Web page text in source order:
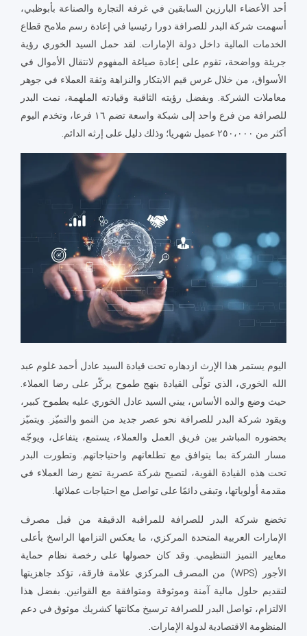
أحد الأعضاء البارزين السابقين في غرفة التجارة والصناعة بأبوظبي،
أسهمت شركة البدر للصرافة دورا رئيسيا في إعادة رسم ملامح قطاع
الخدمات المالية داخل دولة الإمارات. لقد حمل السيد الخوري رؤية
جريئة وواضحة، تقوم على إعادة صياغة المفهوم لانتقال الأموال في
الأسواق، من خلال غرس قيم الابتكار والنزاهة وثقة العملاء في جوهر
معاملات الشركة. وبفضل رؤيته الثاقبة وقيادته الملهمة، نمت البدر
للصرافة من فرع واحد إلى شبكة واسعة تضم ١٦ فرعا، وتخدم اليوم
أكثر من ٢٥٠،٠٠٠ عميل شهريا؛ وذلك دليل على إرثه الدائم.
اليوم يستمر هذا الإرث ازدهاره تحت قيادة السيد عادل أحمد غلوم عبد
الله الخوري، الذي تولّى القيادة بنهج طموح يركّز على رضا العملاء.
حيث وضع والده الأساس، يبني السيد عادل الخوري عليه بطموح كبير،
ويقود شركة البدر للصرافة نحو عصر جديد من النمو والتميّز. ويتميّز
بحضوره المباشر بين فريق العمل والعملاء، يستمع، يتفاعل، ويوجّه
مسار الشركة بما يتوافق مع تطلعاتهم واحتياجاتهم. وتطورت البدر
تحت هذه القيادة القوية، لتصبح شركة عصرية تضع رضا العملاء في
مقدمة أولوياتها، وتبقى دائمًا على تواصل مع احتياجات عملائها.
تخضع شركة البدر للصرافة للمراقبة الدقيقة من قبل مصرف
الإمارات العربية المتحدة المركزي، ما يعكس التزامها الراسخ بأعلى
معايير التميز التنظيمي. وقد كان حصولها على رخصة نظام حماية
الأجور (WPS) من المصرف المركزي علامة فارقة، تؤكد جاهزيتها
لتقديم حلول مالية آمنة وموثوقة ومتوافقة مع القوانين. بفضل هذا
الالتزام، تواصل البدر للصرافة ترسيخ مكانتها كشريك موثوق في دعم
المنظومة الاقتصادية لدولة الإمارات.